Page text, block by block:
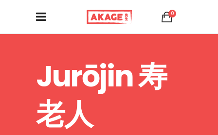
0
Jurōjin 寿
老人